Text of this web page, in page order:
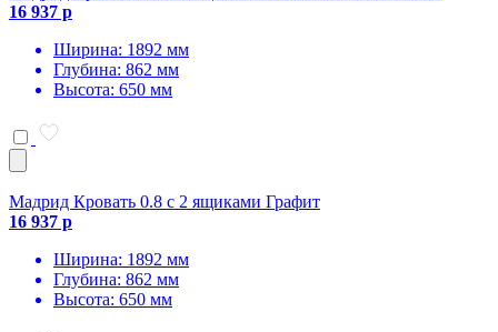
16 937 р
Ширина: 1892 мм
Глубина: 862 мм
Высота: 650 мм
Мадрид Кровать 0.8 с 2 ящиками Графит
16 937 р
Ширина: 1892 мм
Глубина: 862 мм
Высота: 650 мм